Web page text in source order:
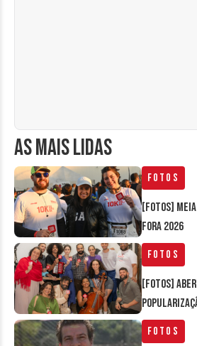
AS MAIS LIDAS
Fotos
[FOTOS]
Fora 2026
Fotos
[FOTOS]
Fotos